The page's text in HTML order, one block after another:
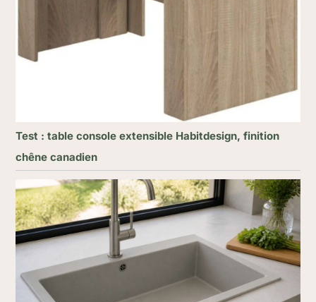
Test : table console extensible Habitdesign, finition
chêne canadien